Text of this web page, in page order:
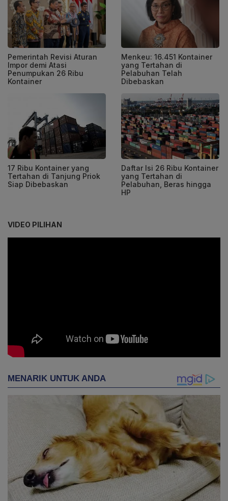
Pemerintah Revisi Aturan
Impor demi Atasi
Penumpukan 26 Ribu
Kontainer
Menkeu: 16.451 Kontainer
yang Tertahan di
Pelabuhan Telah
Dibebaskan
17 Ribu Kontainer yang
Tertahan di Tanjung Priok
Siap Dibebaskan
Daftar Isi 26 Ribu Kontainer
yang Tertahan di
Pelabuhan, Beras hingga
HP
VIDEO PILIHAN